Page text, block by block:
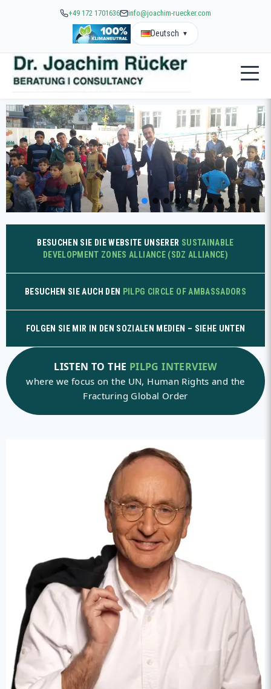
+49 172 1701636 info@joachim-ruecker.com
Deutsch ▼
BESUCHEN SIE DIE WEBSITE UNSERER SUSTAINABLE
DEVELOPMENT ZONES ALLIANCE (SDZ ALLIANCE)
BESUCHEN SIE AUCH DEN PILPG CIRCLE OF AMBASSADORS
FOLGEN SIE MIR IN DEN SOZIALEN MEDIEN – SIEHE UNTEN
LISTEN TO THE PILPG INTERVIEW
where we focus on the UN, Human Rights and the
Fracturing Global Order